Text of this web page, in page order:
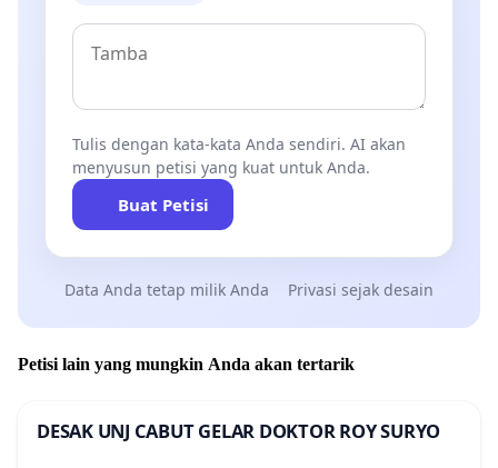
Tulis dengan kata-kata Anda sendiri. AI akan
menyusun petisi yang kuat untuk Anda.
Buat Petisi
Data Anda tetap milik Anda Privasi sejak desain
Petisi lain yang mungkin Anda akan tertarik
DESAK UNJ CABUT GELAR DOKTOR ROY SURYO